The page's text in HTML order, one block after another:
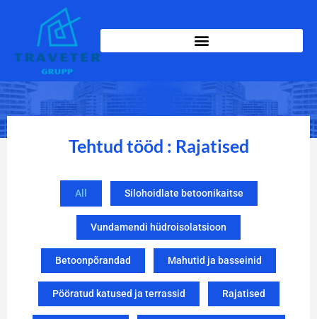
Tehtud tööd : Rajatised
All Silohoidlate betoonikaitse
Vundamendi hüdroisolatsioon
Betoonpõrandad Mahutid ja basseinid
Pööratud katused ja terrassid Rajatised